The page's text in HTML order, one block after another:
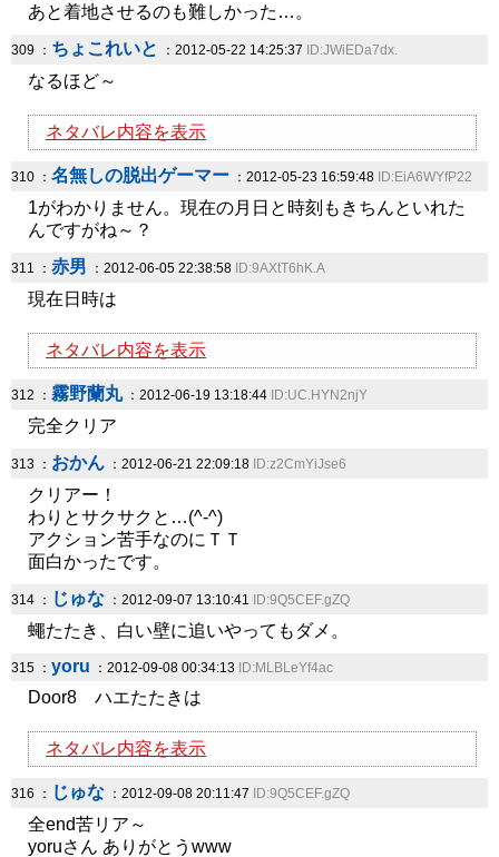
あと着地させるのも難しかった…。
309 ： ちょこれいと ：2012-05-22 14:25:37 ID:JWiEDa7dx.
なるほど～
ネタバレ内容を表示
310 ： 名無しの脱出ゲーマー ：2012-05-23 16:59:48 ID:EiA6WYfP22
1がわかりません。現在の月日と時刻もきちんといれた
んですがね～？
311 ： 赤男 ：2012-06-05 22:38:58 ID:9AXtT6hK.A
現在日時は
ネタバレ内容を表示
312 ： 霧野蘭丸：2012-06-19 13:18:44 ID:UC.HYN2njY
完全クリア
313 ： おかん ：2012-06-21 22:09:18 ID:z2CmYiJse6
クリアー！
わりとサクサクと…(^-^)
アクション苦手なのにＴＴ
面白かったです。
314 ： じゅな ：2012-09-07 13:10:41 ID:9Q5CEF.gZQ
蠅たたき、白い壁に追いやってもダメ。
315 ： yoru ：2012-09-08 00:34:13 ID:MLBLeYf4ac
Door8 ハエたたきは
ネタバレ内容を表示
316 ： じゅな ：2012-09-08 20:11:47 ID:9Q5CEF.gZQ
全end苦リア～
yoruさん ありがとうwww